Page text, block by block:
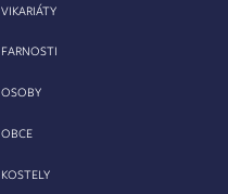
VIKARIÁTY
FARNOSTI
OSOBY
OBCE
KOSTELY